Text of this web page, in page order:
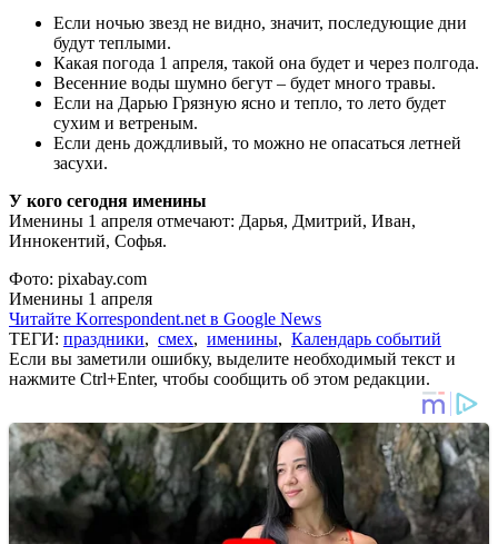
Если ночью звезд не видно, значит, последующие дни
будут теплыми.
Какая погода 1 апреля, такой она будет и через полгода.
Весенние воды шумно бегут – будет много травы.
Если на Дарью Грязную ясно и тепло, то лето будет
сухим и ветреным.
Если день дождливый, то можно не опасаться летней
засухи.
У кого сегодня именины
Именины 1 апреля отмечают: Дарья, Дмитрий, Иван,
Иннокентий, Софья.
Фото: pixabay.com
Именины 1 апреля
Читайте Korrespondent.net в Google News
ТЕГИ: праздники, смех, именины, Календарь событий
Если вы заметили ошибку, выделите необходимый текст и
нажмите Ctrl+Enter, чтобы сообщить об этом редакции.